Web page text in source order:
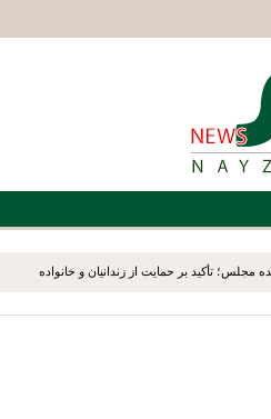
تأکید بر حمایت از زندانیان و خانواده‌های آنان